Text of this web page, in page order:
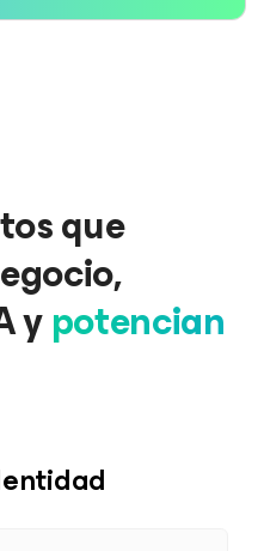
que
ypotencian